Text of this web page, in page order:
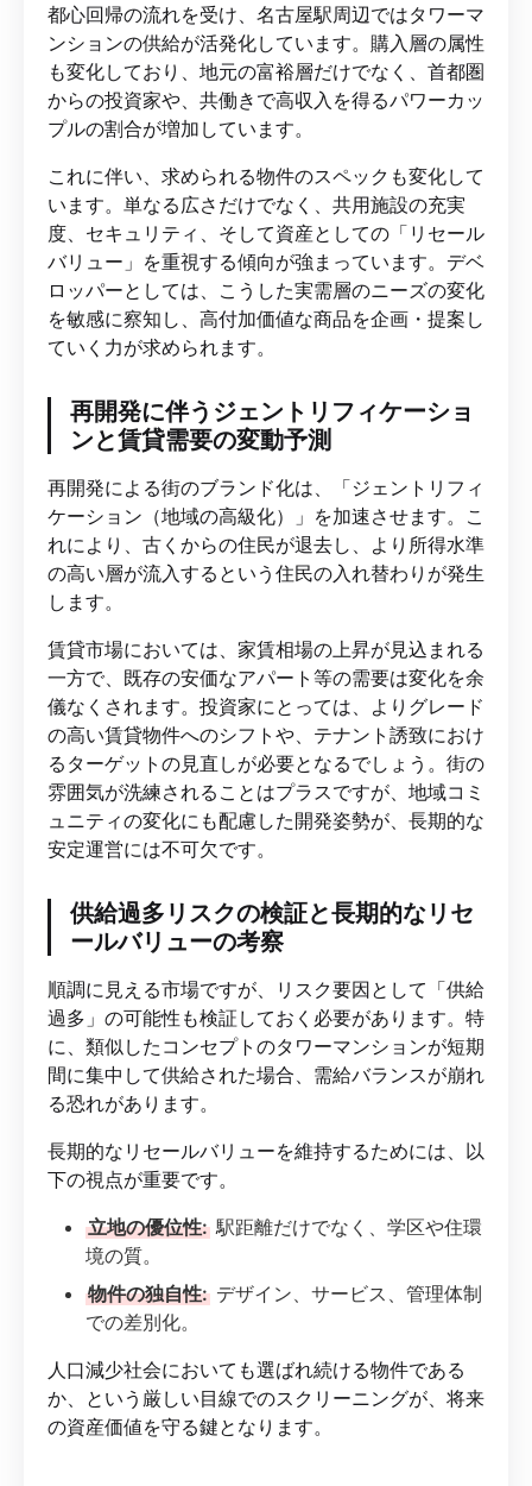
都心回帰の流れを受け、名古屋駅周辺ではタワーマ
ンションの供給が活発化しています。購入層の属性
も変化しており、地元の富裕層だけでなく、首都圏
からの投資家や、共働きで高収入を得るパワーカッ
プルの割合が増加しています。
これに伴い、求められる物件のスペックも変化して
います。単なる広さだけでなく、共用施設の充実
度、セキュリティ、そして資産としての「リセール
バリュー」を重視する傾向が強まっています。デベ
ロッパーとしては、こうした実需層のニーズの変化
を敏感に察知し、高付加価値な商品を企画・提案し
ていく力が求められます。
再開発に伴うジェントリフィケーショ
ンと賃貸需要の変動予測
再開発による街のブランド化は、「ジェントリフィ
ケーション（地域の高級化）」を加速させます。こ
れにより、古くからの住民が退去し、より所得水準
の高い層が流入するという住民の入れ替わりが発生
します。
賃貸市場においては、家賃相場の上昇が見込まれる
一方で、既存の安価なアパート等の需要は変化を余
儀なくされます。投資家にとっては、よりグレード
の高い賃貸物件へのシフトや、テナント誘致におけ
るターゲットの見直しが必要となるでしょう。街の
雰囲気が洗練されることはプラスですが、地域コミ
ュニティの変化にも配慮した開発姿勢が、長期的な
安定運営には不可欠です。
供給過多リスクの検証と長期的なリセ
ールバリューの考察
順調に見える市場ですが、リスク要因として「供給
過多」の可能性も検証しておく必要があります。特
に、類似したコンセプトのタワーマンションが短期
間に集中して供給された場合、需給バランスが崩れ
る恐れがあります。
長期的なリセールバリューを維持するためには、以
下の視点が重要です。
立地の優位性: 駅距離だけでなく、学区や住環
境の質。
物件の独自性: デザイン、サービス、管理体制
での差別化。
人口減少社会においても選ばれ続ける物件である
か、という厳しい目線でのスクリーニングが、将来
の資産価値を守る鍵となります。